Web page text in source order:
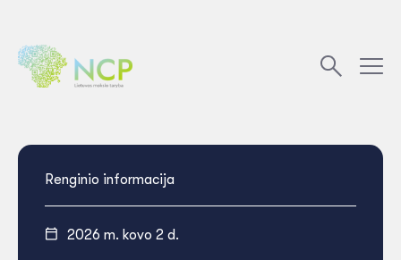
Renginio informacija
2026 m. kovo 2 d.